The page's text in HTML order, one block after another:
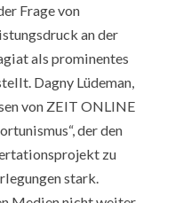
Frage von
an der
als prominentes
Dagny Lüdeman,
von ZEIT ONLINE
der den
zu
stark.